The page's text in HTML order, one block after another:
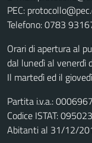
PEC:
Telefono: 0783
Orari di apertura al
dal lunedì al venerdì
Il martedì ed il
Partita i.v.a.:
Codice ISTAT: 095023
Abitanti al 31/12/